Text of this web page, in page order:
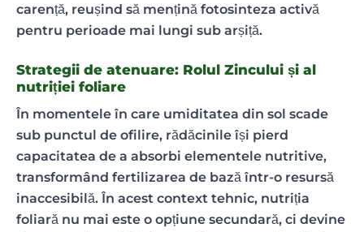
carență, reușind să mențină fotosinteza activă
pentru perioade mai lungi sub arșiță.
Strategii de atenuare: Rolul Zincului și al
nutriției foliare
În momentele în care umiditatea din sol scade
sub punctul de ofilire, rădăcinile își pierd
capacitatea de a absorbi elementele nutritive,
transformând fertilizarea de bază într-o resursă
inaccesibilă. În acest context tehnic, nutriția
foliară nu mai este o opțiune secundară, ci devine